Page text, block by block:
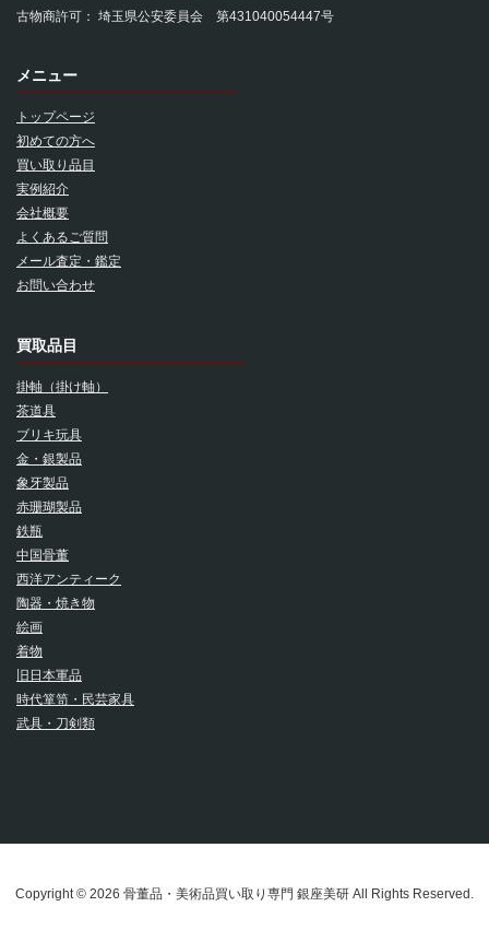
古物商許可： 埼玉県公安委員会 第431040054447号
メニュー
トップページ
初めての方へ
買い取り品目
実例紹介
会社概要
よくあるご質問
メール査定・鑑定
お問い合わせ
買取品目
掛軸（掛け軸）
茶道具
ブリキ玩具
金・銀製品
象牙製品
赤珊瑚製品
鉄瓶
中国骨董
西洋アンティーク
陶器・焼き物
絵画
着物
旧日本軍品
時代箪笥・民芸家具
武具・刀剣類
Copyright © 2026 骨董品・美術品買い取り専門 銀座美研 All Rights Reserved.